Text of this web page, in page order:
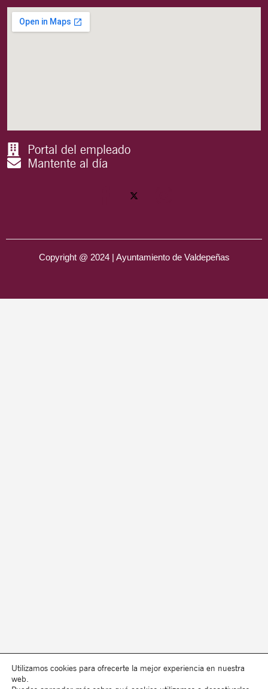
Portal del empleado
Mantente al día
Copyright @ 2024 | Ayuntamiento de Valdepeñas
Utilizamos cookies para ofrecerte la mejor experiencia en nuestra
web.